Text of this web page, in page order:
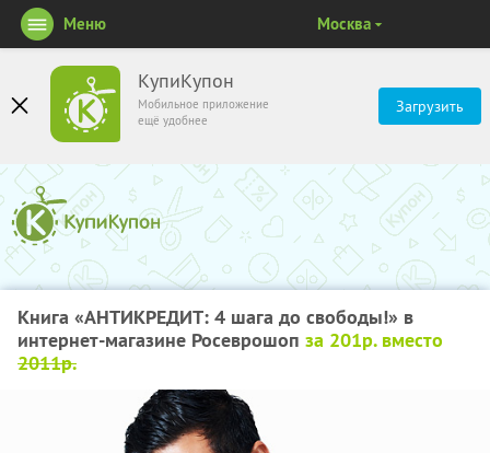
КупиКупон
Мобильное приложение
ещё удобнее
Загрузить
Меню Москва
Книга «АНТИКРЕДИТ: 4 шага до свободы!» в
интернет-магазине Росеврошоп за 201р. вместо
2011р.